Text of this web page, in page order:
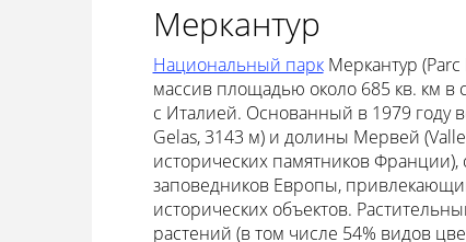
Меркантур
Национальный паркМеркантур
массив площадью около 685 кв. км
с Италией. Основанный в 1979 году
Gelas, 3143 м) и долины Мервей
исторических памятников Франции),
заповедников Европы,
исторических объектов.
растений (в том числе 54% видов